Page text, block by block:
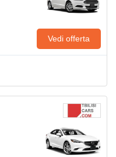
Vedi offerta